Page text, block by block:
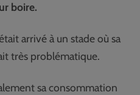
boire.
arrivé à un stade où sa
très problématique.
sa consommation